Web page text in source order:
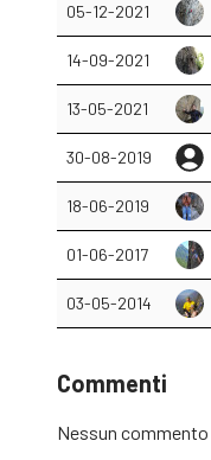
05-12-2021
14-09-2021
13-05-2021
30-08-2019
18-06-2019
01-06-2017
03-05-2014
Commenti
Nessun commento